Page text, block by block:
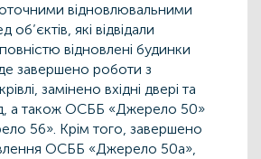
відновлювальними
які відвідали
відновлені будинки
завершено роботи з
замінено вхідні двері та
а також ОСББ «Джерело 50»
56». Крім того, завершено
ОСББ «Джерело 50а»,